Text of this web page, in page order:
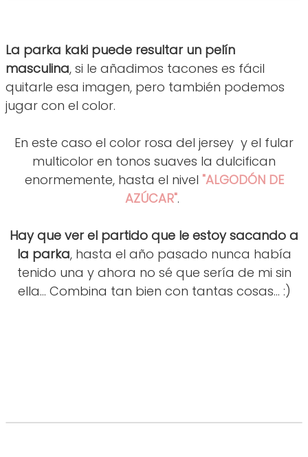
La parka kaki puede resultar un pelín
masculina, si le añadimos tacones es fácil
quitarle esa imagen, pero también podemos
jugar con el color.
En este caso el color rosa del jersey y el fular
multicolor en tonos suaves la dulcifican
enormemente, hasta el nivel "ALGODÓN DE
AZÚCAR".
Hay que ver el partido que le estoy sacando a
la parka, hasta el año pasado nunca había
tenido una y ahora no sé que sería de mi sin
ella... Combina tan bien con tantas cosas... :)